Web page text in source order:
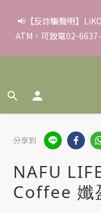
✨滿額好禮 ➊滿９９
熱敷眼罩/盒 ❸滿３
📢【反詐騙聲明】
ATM，可致電02-
✨滿額好禮 ➊滿９９
熱敷眼罩/盒 ❸滿３
分享到
NAFU
Coffee 孅